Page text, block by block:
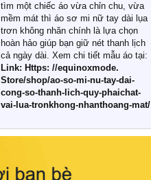
1. Tại sao các gia đình hiện đại lại ưa
chuộng chăn ga gối đệm cao cấp?
Khác với các dòng sản phẩm thông
thường, những bộ chăn ga gối đệm
cao cấp trải qua quy trình sản xuất
nghiêm ngặt từ khâu chọn lọc nguyên
liệu tự nhiên đến công nghệ dệt
nhuộm hiện đại không chứa hóa chất
này, bạn sẽ cảm nhận rõ rệt sự khác
hồi chuẩn xác của phần đệm nâng đỡ
tìm một chiếc áo vừa chỉn chu, vừa
mềm mát thì áo sơ mi nữ tay dài lụa
trơn không nhăn chính là lựa chọn
hoàn hảo giúp bạn giữ nét thanh lịch
cả ngày dài. Xem chi tiết mẫu áo tại:
Link: Https: //equinoxmode.
Store/shop/ao-so-mi-nu-tay-dai-
cong-so-thanh-lich-quy-phaichat-
vai-lua-tronkhong-nhanthoang-mat/